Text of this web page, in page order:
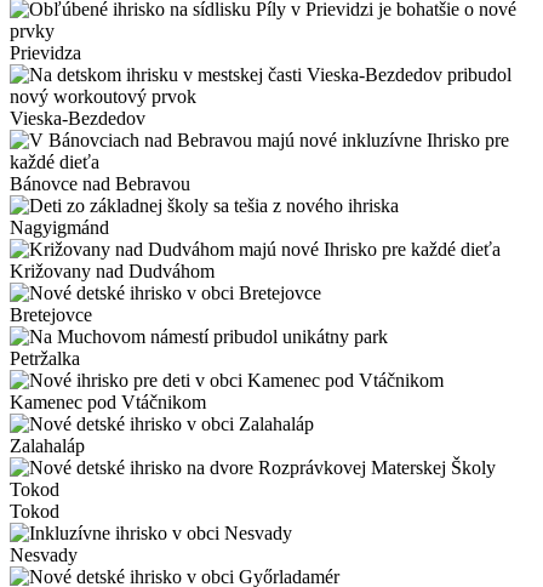
Prievidza
Vieska-Bezdedov
Bánovce nad Bebravou
Nagyigmánd
Križovany nad Dudváhom
Bretejovce
Petržalka
Kamenec pod Vtáčnikom
Zalahaláp
Tokod
Nesvady